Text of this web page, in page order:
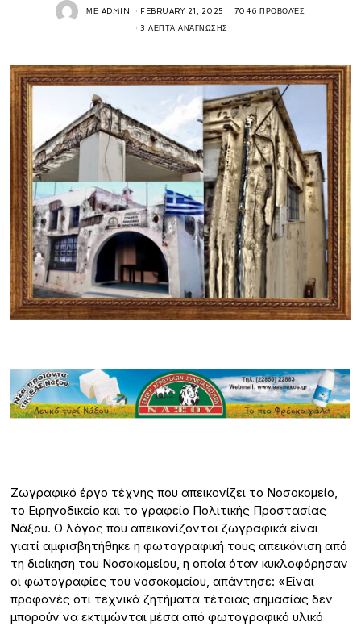
ΜΕ ADMIN FEBRUARY 21, 2025 7046 ΠΡΟΒΟΛΈΣ
3 ΛΕΠΤΆ ΑΝΆΓΝΩΣΗΣ
Ζωγραφικό έργο τέχνης που απεικονίζει το Νοσοκομείο,
το Ειρηνοδικείο και το γραφείο Πολιτικής Προστασίας
Νάξου. Ο λόγος που απεικονίζονται ζωγραφικά είναι
γιατί αμφισβητήθηκε η φωτογραφική τους απεικόνιση από
τη διοίκηση του Νοσοκομείου, η οποία όταν κυκλοφόρησαν
οι φωτογραφίες του νοσοκομείου, απάντησε: «Είναι
προφανές ότι τεχνικά ζητήματα τέτοιας σημασίας δεν
μπορούν να εκτιμώνται μέσα από φωτογραφικό υλικό